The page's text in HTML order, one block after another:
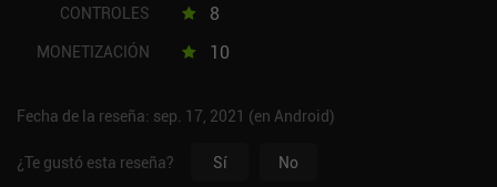
CONTROLES 8
MONETIZACIÓN 10
Fecha de la reseña: sep. 17, 2021 (en Android)
¿Te gustó esta reseña? Sí No